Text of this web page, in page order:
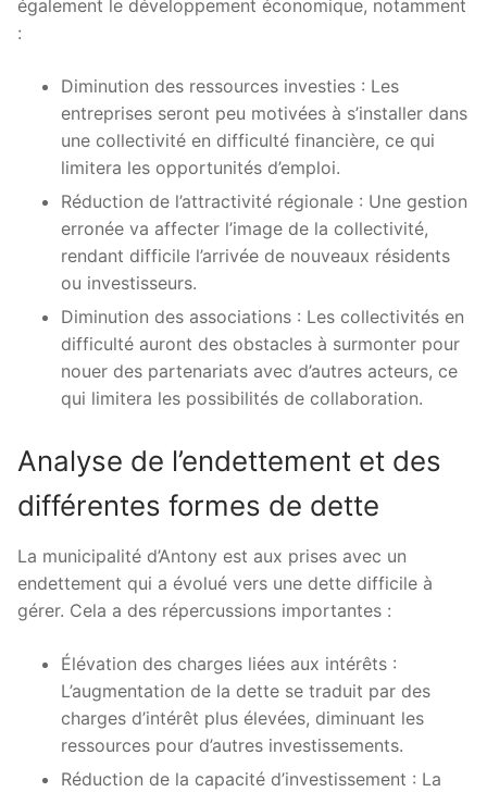
également le développement économique, notamment
:
Diminution des ressources investies : Les
entreprises seront peu motivées à s’installer dans
une collectivité en difficulté financière, ce qui
limitera les opportunités d’emploi.
Réduction de l’attractivité régionale : Une gestion
erronée va affecter l’image de la collectivité,
rendant difficile l’arrivée de nouveaux résidents
ou investisseurs.
Diminution des associations : Les collectivités en
difficulté auront des obstacles à surmonter pour
nouer des partenariats avec d’autres acteurs, ce
qui limitera les possibilités de collaboration.
Analyse de l’endettement et des
différentes formes de dette
La municipalité d’Antony est aux prises avec un
endettement qui a évolué vers une dette difficile à
gérer. Cela a des répercussions importantes :
Élévation des charges liées aux intérêts :
L’augmentation de la dette se traduit par des
charges d’intérêt plus élevées, diminuant les
ressources pour d’autres investissements.
Réduction de la capacité d’investissement : La